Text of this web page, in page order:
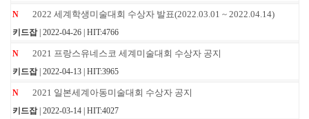
N 2022 세계학생미술대회 수상자 발표(2022.03.01 ~ 2022.04.14)
키드잡| 2022-04-26 | HIT:4766
N 2021 프랑스유네스코 세계미술대회 수상자 공지
키드잡| 2022-04-13 | HIT:3965
N 2021 일본세계아동미술대회 수상자 공지
키드잡| 2022-03-14 | HIT:4027